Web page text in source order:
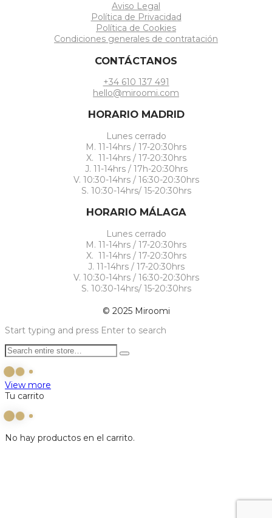
Aviso Legal
Política de Privacidad
Política de Cookies
Condiciones generales de contratación
CONTÁCTANOS
+34 610 137 491
hello@miroomi.com
HORARIO MADRID
Lunes cerrado
M. 11-14hrs / 17-20:30hrs
X. 11-14hrs / 17-20:30hrs
J. 11-14hrs / 17h-20:30hrs
V. 10:30-14hrs / 16:30-20:30hrs
S. 10:30-14hrs/ 15-20:30hrs
HORARIO MÁLAGA
Lunes cerrado
M. 11-14hrs / 17-20:30hrs
X. 11-14hrs / 17-20:30hrs
J. 11-14hrs / 17-20:30hrs
V. 10:30-14hrs / 16:30-20:30hrs
S. 10:30-14hrs/ 15-20:30hrs
© 2025 Miroomi
Start typing and press Enter to search
View more
Tu carrito
No hay productos en el carrito.